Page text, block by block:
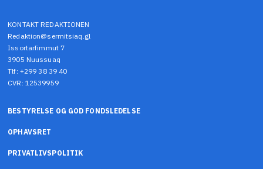
KONTAKT REDAKTIONEN
Redaktion@sermitsiaq.gl
Issortarfimmut 7
3905 Nuussuaq
Tlf: +299 38 39 40
CVR: 12539959
BESTYRELSE OG GOD FONDSLEDELSE
OPHAVSRET
PRIVATLIVSPOLITIK